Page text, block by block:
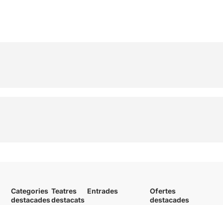
Categories
destacades
Teatres
destacats
Entrades
Ofertes
destacades